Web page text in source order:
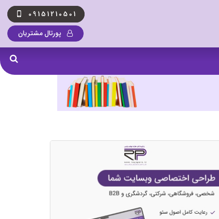
09151210501
پورتال مشتریان